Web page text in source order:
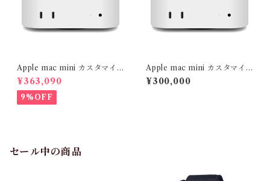
Apple mac mini カスタマイ
ズ M4Pro(14コアCPU/20コ
アGPU) メモリ64GB SSD 1T
B
¥363,090
9%OFF
Apple mac mini カスタマイ
ズ M4(10コアCPU/10コアG
PU) メモリ32GB SSD 1TB
¥300,000
セール中の商品